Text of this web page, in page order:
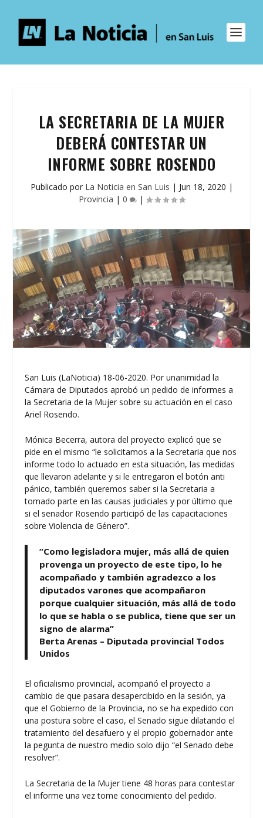
LA SECRETARIA DE LA MUJER
DEBERÁ CONTESTAR UN
INFORME SOBRE ROSENDO
Publicado por La Noticia en San Luis | Jun 18, 2020 |
Provincia | 0 |
San Luis (LaNoticia) 18-06-2020. Por unanimidad la
Cámara de Diputados aprobó un pedido de informes a
la Secretaria de la Mujer sobre su actuación en el caso
Ariel Rosendo.
Mónica Becerra, autora del proyecto explicó que se
pide en el mismo “le solicitamos a la Secretaria que nos
informe todo lo actuado en esta situación, las medidas
que llevaron adelante y si le entregaron el botón anti
pánico, también queremos saber si la Secretaria a
tomado parte en las causas judiciales y por último que
si el senador Rosendo participó de las capacitaciones
sobre Violencia de Género”.
“Como legisladora mujer, más allá de quien
provenga un proyecto de este tipo, lo he
acompañado y también agradezco a los
diputados varones que acompañaron
porque cualquier situación, más allá de todo
lo que se habla o se publica, tiene que ser un
signo de alarma”
Berta Arenas – Diputada provincial Todos
Unidos
El oficialismo provincial, acompañó el proyecto a
cambio de que pasara desapercibido en la sesión, ya
que el Gobierno de la Provincia, no se ha expedido con
una postura sobre el caso, el Senado sigue dilatando el
tratamiento del desafuero y el propio gobernador ante
la pegunta de nuestro medio solo dijo “el Senado debe
resolver”.
La Secretaria de la Mujer tiene 48 horas para contestar
el informe una vez tome conocimiento del pedido.